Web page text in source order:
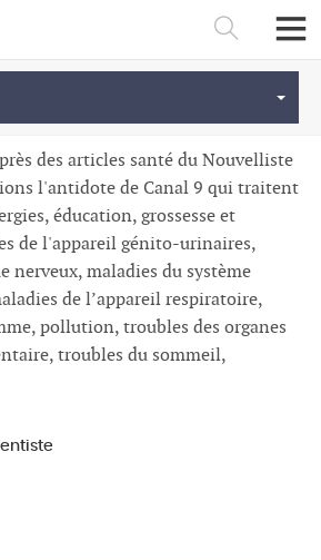
des articles santé du Nouvelliste
l'antidote de Canal 9 qui traitent
éducation, grossesse et
de l'appareil génito-urinaires,
nerveux, maladies du système
de l’appareil respiratoire,
pollution, troubles des organes
troubles du sommeil,